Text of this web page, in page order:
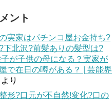
ント
実家はパチンコ屋お金持ち?
下北沢?前髪ありの髪型は?
が子供の母になる？実家が
で在日の噂がある？ | 芸能界
より
形?口元が不自然!変化?口の